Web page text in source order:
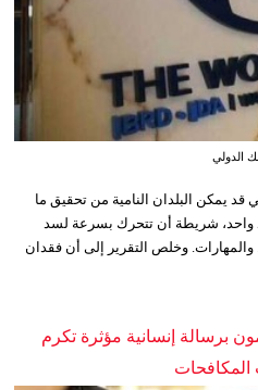
الدولي
قد يمكن البلدان النامية من تحقيق ما
واحد، شريطة أن تتحرك بسرعة لسد
وخلص التقرير إلى أن فقدان
برسالة إنسانية مؤثرة تكرم
المكافحات